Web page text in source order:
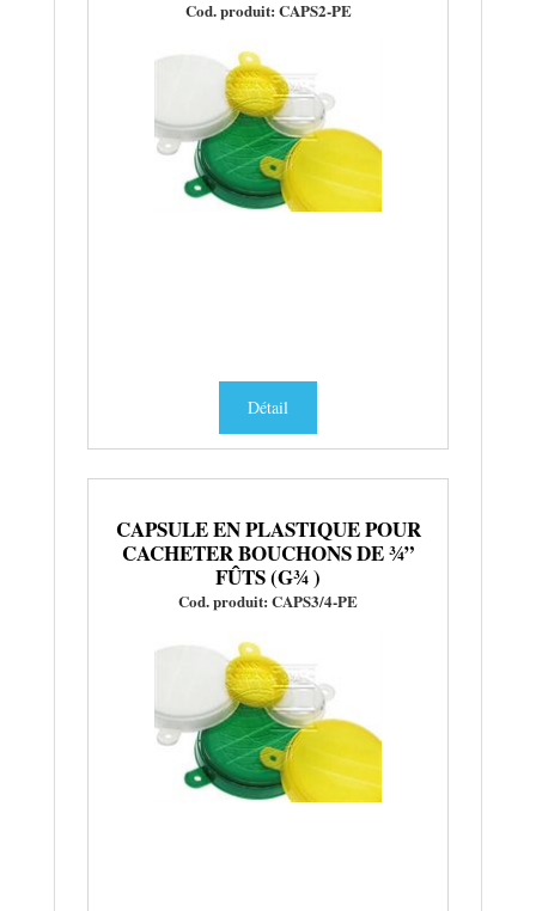
Cod. produit: CAPS2-PE
Détail
CAPSULE EN PLASTIQUE POUR
CACHETER BOUCHONS DE ¾”
FÛTS (G¾ )
Cod. produit: CAPS3/4-PE